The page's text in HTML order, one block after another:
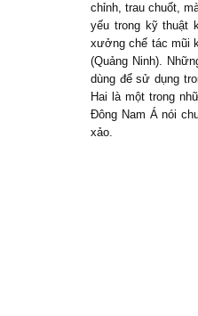
chỉnh, trau chuốt,
yếu trong kỹ thuật
xưởng chế tác mũi
(Quảng Ninh). N
dùng để sử dụng
Hai là một trong
Đông Nam Á nói
xảo.